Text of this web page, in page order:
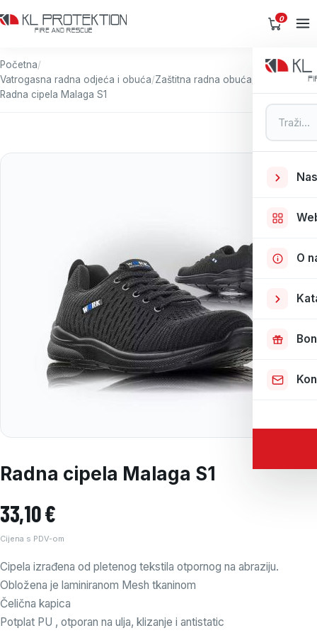
0
Pretraga
O
Početna/
Vatrogasna radna odjeća i obuća/Zaštitna radna obuća
Radna cipela Malaga S1
Radna cipela Malaga S1
33,10€
Cijena s PDV-om
Cipela izrađena od pletenog tekstila otpornog na abraziju.
Obložena je laminiranom Mesh tkaninom
Čelična kapica
Potplat PU , otporan na ulja, klizanje i antistatic